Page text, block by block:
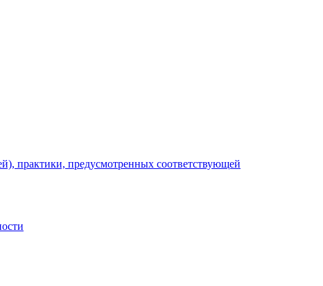
практики, предусмотренных соответствующей